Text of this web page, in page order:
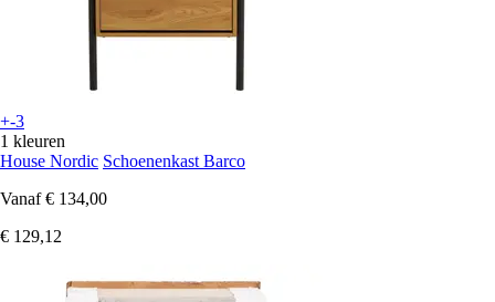
+-3
1 kleuren
House Nordic Schoenenkast Barco
Vanaf € 134,00
€ 129,12